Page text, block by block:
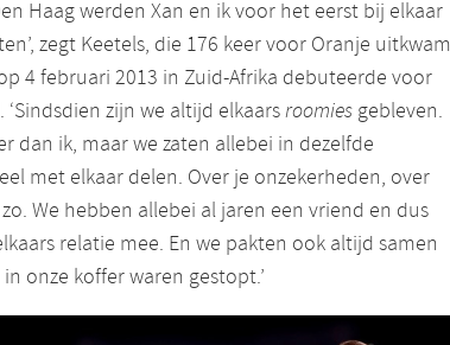
Haag werden Xan en ik voor het eerst bij elkaar
zegt Keetels, die 176 keer voor Oranje uitkwam
4 februari 2013 in Zuid-Afrika debuteerde voor
zijn we altijd elkaarsroomies gebleven.
dan ik, maar we zaten allebei in dezelfde
met elkaar delen. Over je onzekerheden, over
We hebben allebei al jaren een vriend en dus
relatie mee. En we pakten ook altijd samen
onze koffer waren gestopt.’